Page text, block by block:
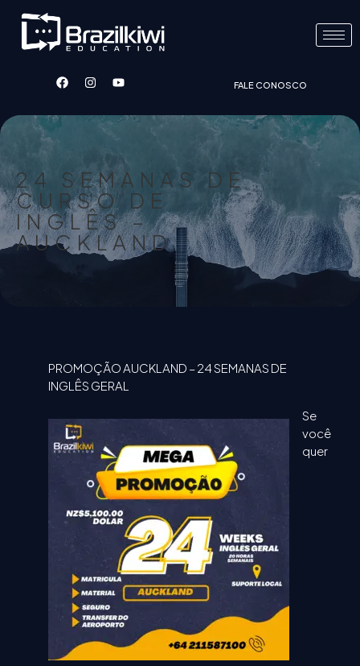
FALE CONOSCO
24 SEMANAS DE
CURSO DE
INGLÊS –
AUCKLAND
PROMOÇÃO AUCKLAND – 24 SEMANAS DE
INGLÊS GERAL
Se
você
quer